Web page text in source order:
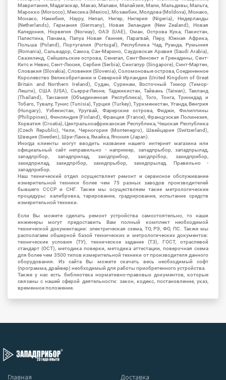
Мавритания, Мадагаскар, Макао, Малави, Малайзия, Мали, Мальдивы, Мальта,
Марокко (Morocco), Мексика (Mexico), Мозамбик, Молдова (Moldova), Монако,
Монако, Намибия, Науру, Непал, Нигер, Нигерия (Nigeria), Нидерланды
(Netherlands), Германия (Germany), Новая Зеландия (New Zealand), Новая
Каледония, Норвегия (Norway), ОАЭ (UAE), Оман, Острова Кука, Пакистан,
Палестина, Панама, Папуа Новая Гвинея, Парагвай, Перу, Южная Африка,
Польша (Poland), Португалия (Portugal), Республика Чад, Руанда, Румыния
(Romania), Сальвадор, Самоа, Сан-Марино, Саудовская Аравия (Saudi Arabia),
Свазиленд, Сейшельские острова, Сенегал, Сент-Винсент и Гренадины, Сент-
Китс и Невис, Сент-Люсия, Сербия (Serbia), Сингапур (Singapore), Синт-Мартен,
Словакия (Slovakia), Словения (Slovenia), Соломоновые острова, Соединенное
Королевство Великобритании и Северной Ирландии (United Kingdom of Great
Britain and Northern Ireland), Судан, Суринам, Восточный Тимор (Тимор-
Лешти), США (USA), Сьерра-Леоне, Таджикистан, Тайвань (Taiwan), Таиланд
(Thailand), Танзания (Объединенная Республика), Того, Тонга, Тринидад и
Тобаго, Тувалу, Тунис (Tunisia), Турция (Turkey), Туркменистан, Уганда, Венгрия
(Hungary), Узбекистан, Уругвай, Фарерские острова, Фиджи, Филиппины
(Philippines), Финляндия (Finland), Франция (France), Французская Полинезия,
Хорватия (Croatia), Центральноафриканская Республика, Чешская Республика
(Czech Republic), Чили, Черногория (Montenegro), Швейцария (Switzerland),
Швеция (Sweden), Шри-Ланка, Ямайка, Япония (Japan).
Иногда клиенты могут вводить название нашего интернет магазина или
официальный сайт неправильно - например, западпрыбор, западпрылад,
западпрібор, западприлад, західприбор, західпрібор, захидприбор,
захидприлад, захидпрібор, захидпрыбор, захидпрылад. Правильно -
западприбор.
Наш технический отдел осуществляет ремонт и сервисное обслуживание
измерительной техники более чем 75 разных заводов производителей
бывшего СССР и СНГ. Также мы осуществляем такие метрологические
процедуры: калибровка, тарирование, градуирование, испытание средств
измерительной техники.
Если Вы можете сделать ремонт устройства самостоятельно, то наши
инженеры могут предоставить Вам полный комплект необходимой
технической документации: электрическая схема, ТО, РЭ, ФО, ПС. Также мы
располагаем обширной базой технических и метрологических документов:
технические условия (ТУ), техническое задание (ТЗ), ГОСТ, отраслевой
стандарт (ОСТ), методика поверки, методика аттестации, поверочная схема
для более чем 3500 типов измерительной техники от производителя данного
оборудования. Из сайта Вы можете скачать весь необходимый софт
(программа, драйвер) необходимый для работы приобретенного устройства.
Также у нас есть библиотека нормативно-правовых документов, которые
связаны с нашей сферой деятельности: закон, кодекс, постановление, указ,
временное положение.
Главная Доставка